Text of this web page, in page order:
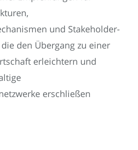
und Stakeholder-
den Übergang zu einer
erleichtern und
erschließen